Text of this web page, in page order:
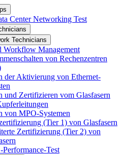
Center Networking Test
Technicians
Workflow Management
von Rechenzentren
der Aktivierung von Ethernet-
und Zertifizieren vom Glasfasern
von MPO-Systemen
(Tier 1) von Glasfasern
Zertifizierung (Tier 2) von
Test